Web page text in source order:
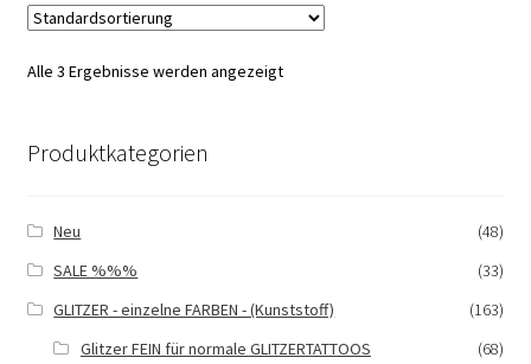
Alle 3 Ergebnisse werden angezeigt
Produktkategorien
Neu
(48)
SALE %%%
(33)
GLITZER - einzelne FARBEN - (Kunststoff)
(163)
Glitzer FEIN für normale GLITZERTATTOOS
(68)